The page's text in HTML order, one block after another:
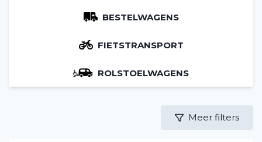
BESTELWAGENS
FIETSTRANSPORT
ROLSTOELWAGENS
Meer filters